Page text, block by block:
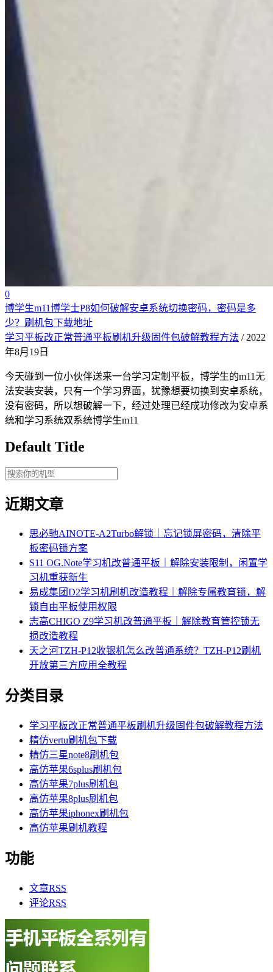
0
博学生m11博学士P8如何破解安卓系统切换密码，密码是多
少？刷机包下载地址
学习平板改正常普通平板刷机升级固件包破解教程方法 / 2022
年8月19日
今天碰到一位小伙伴送来一台学习定制平板，博学生的m11无
法安装安装，只有一个学习界面，犹豫想要切换到安卓系统，
没有密码，所以想破解一下，经过处理已经成功修改为安卓系
统和学习系统双系统博学生m11
Default Title
近期文章
思必驰AINOTE‑A2Turbo解锁｜忘记锁屏密码，清除平
板密码锁方案
S11 OG.Note学习机改普通平板｜解除安装限制，闲置学
习机重获新生
易成集团D2学习机刷机改造教程｜解除专属教育锁，解
锁自由平板使用权限
志高CHIGO Z9学习机改普通平板｜解除教育管控锁无
损改造教程
天之河TZH-P12收银机怎么改普通系统？TZH-P12刷机
开放第三方应用全教程
分类目录
学习平板改正常普通平板刷机升级固件包破解教程方法
精仿vertu刷机包下载
精仿三星note8刷机包
高仿苹果6splus刷机包
高仿苹果7plus刷机包
高仿苹果8plus刷机包
高仿苹果iphonex刷机包
高仿苹果刷机教程
功能
文章RSS
评论RSS